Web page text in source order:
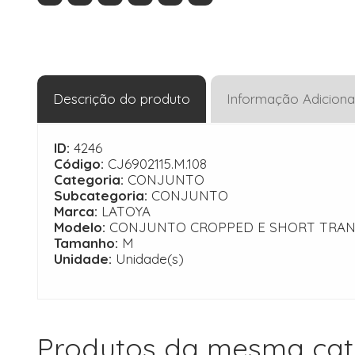
Descrição do produto Informação
ID: 4246
Código: CJ6902115.M.108
Categoria: CONJUNTO
Subcategoria: CONJUNTO
Marca: LATOYA
Modelo: CONJUNTO CROPPED E SHORT
Tamanho: M
Unidade: Unidade(s)
Produtos da mesma